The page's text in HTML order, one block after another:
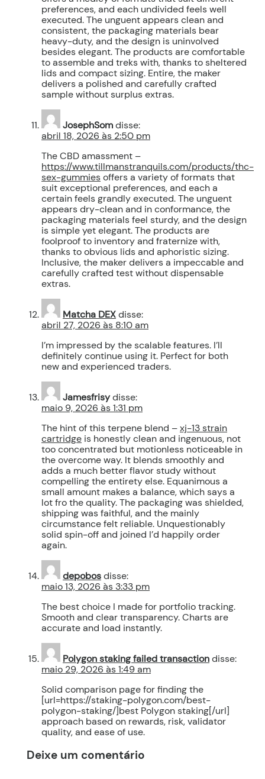
preferences, and each undivided feels well
executed. The unguent appears clean and
consistent, the packaging materials bear
heavy-duty, and the design is uninvolved
besides elegant. The products are comfortable
to assemble and treks with, thanks to sheltered
lids and compact sizing. Entire, the maker
delivers a polished and carefully crafted
sample without surplus extras.
JosephSomdisse:
abril 18, 2026 às 2:50 pm
The CBD amassment –
https://www.tillmanstranquils.com/products/thc-
sex-gummiesoffers a variety of formats that
suit exceptional preferences, and each a
certain feels grandly executed. The unguent
appears dry-clean and in conformance, the
packaging materials feel sturdy, and the design
is simple yet elegant. The products are
foolproof to inventory and fraternize with,
thanks to obvious lids and aphoristic sizing.
Inclusive, the maker delivers a impeccable and
carefully crafted test without dispensable
extras.
Matcha DEXdisse:
abril 27, 2026 às 8:10 am
I’m impressed by the scalable features. I’ll
definitely continue using it. Perfect for both
new and experienced traders.
Jamesfrisydisse:
maio 9, 2026 às 1:31 pm
The hint of this terpene blend –xj-13 strain
cartridge is honestly clean and ingenuous, not
too concentrated but motionless noticeable in
the overcome way. It blends smoothly and
adds a much better flavor study without
compelling the entirety else. Equanimous a
small amount makes a balance, which says a
lot fro the quality. The packaging was shielded,
shipping was faithful, and the mainly
circumstance felt reliable. Unquestionably
solid spin-off and joined I’d happily order
again.
depobosdisse:
maio 13, 2026 às 3:33 pm
The best choice I made for portfolio tracking.
Smooth and clear transparency. Charts are
accurate and load instantly.
Polygon staking failed transactiondisse:
maio 29, 2026 às 1:49 am
Solid comparison page for finding the
[url=https://staking-polygon.com/best-
polygon-staking/]best Polygon staking[/url]
approach based on rewards, risk, validator
quality, and ease of use.
Deixe um comentário